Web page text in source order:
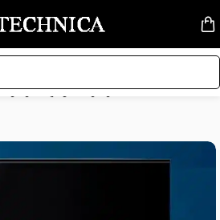
/კონდიციონერები